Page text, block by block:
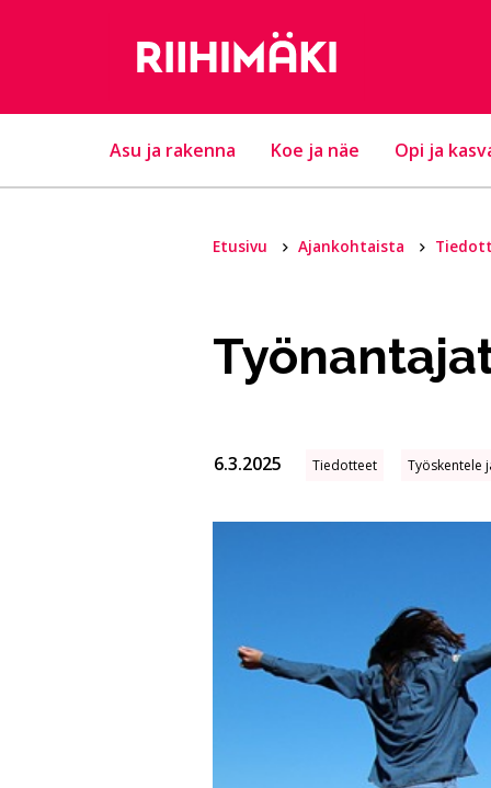
Asu ja rakenna Koe ja näe Opi ja
Etusivu Ajankohtaista
6.3.2025 Tiedotteet Työskentele